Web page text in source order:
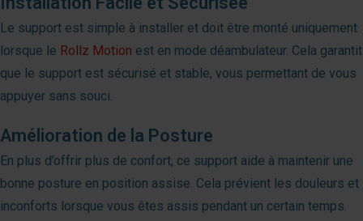
Le support est simple à installer et doit être monté uniquement
lorsque le Rollz Motion est en mode déambulateur. Cela garantit
que le support est sécurisé et stable, vous permettant de vous
appuyer sans souci.
Amélioration de la Posture
En plus d’offrir plus de confort, ce support aide à maintenir une
bonne posture en position assise. Cela prévient les douleurs et
inconforts lorsque vous êtes assis pendant un certain temps.